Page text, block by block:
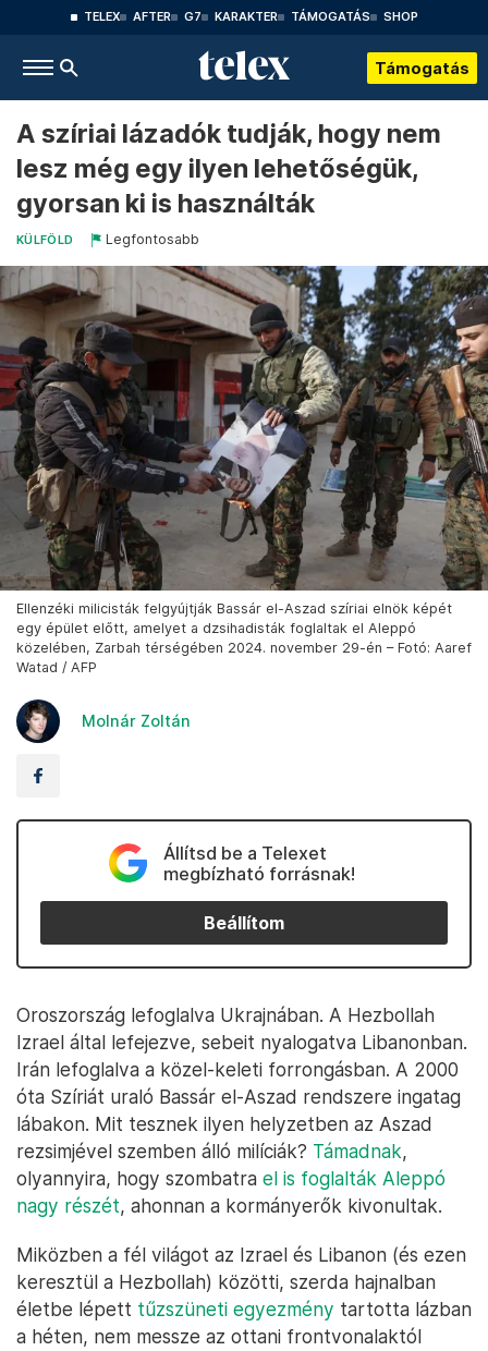
TELEX AFTER G7 KARAKTER TÁMOGATÁS SHOP
Támogatás
A szíriai lázadók tudják, hogy nem
lesz még egy ilyen lehetőségük,
gyorsan ki is használták
KÜLFÖLD Legfontosabb
Ellenzéki milicisták felgyújtják Bassár el-Aszad szíriai elnök képét
egy épület előtt, amelyet a dzsihadisták foglaltak el Aleppó
közelében, Zarbah térségében 2024. november 29-én – Fotó: Aaref
Watad / AFP
Molnár Zoltán
Állítsd be a Telexet
megbízható forrásnak!
Beállítom
Oroszország lefoglalva Ukrajnában. A Hezbollah
Izrael által lefejezve, sebeit nyalogatva Libanonban.
Irán lefoglalva a közel-keleti forrongásban. A 2000
óta Szíriát uraló Bassár el-Aszad rendszere ingatag
lábakon. Mit tesznek ilyen helyzetben az Aszad
rezsimjével szemben álló milíciák? Támadnak,
olyannyira, hogy szombatra el is foglalták Aleppó
nagy részét, ahonnan a kormányerők kivonultak.
Miközben a fél világot az Izrael és Libanon (és ezen
keresztül a Hezbollah) közötti, szerda hajnalban
életbe lépett tűzszüneti egyezmény tartotta lázban
a héten, nem messze az ottani frontvonalaktól